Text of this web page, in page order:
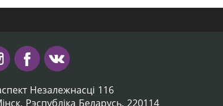
Незалежнасці 116
Рэспубліка Беларусь, 220114